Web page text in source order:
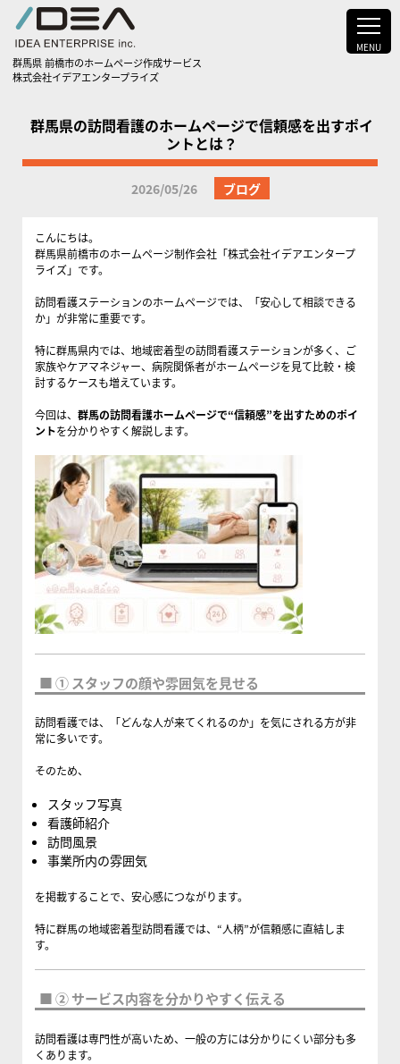
群馬県 前橋市のホームページ作成サービス
株式会社イデアエンタープライズ
群馬県の訪問看護のホームページで信頼感を出すポイ
ントとは？
2026/05/26 ブログ
こんにちは。
群馬県前橋市のホームページ制作会社「株式会社イデアエンタープ
ライズ」です。
訪問看護ステーションのホームページでは、「安心して相談できる
か」が非常に重要です。
特に群馬県内では、地域密着型の訪問看護ステーションが多く、ご
家族やケアマネジャー、病院関係者がホームページを見て比較・検
討するケースも増えています。
今回は、 群馬の訪問看護ホームページで“信頼感”を出すためのポイ
ントを分かりやすく解説します。
■ ① スタッフの顔や雰囲気を見せる
訪問看護では、「どんな人が来てくれるのか」を気にされる方が非
常に多いです。
そのため、
スタッフ写真
看護師紹介
訪問風景
事業所内の雰囲気
を掲載することで、安心感につながります。
特に群馬の地域密着型訪問看護では、“人柄”が信頼感に直結しま
す。
■ ② サービス内容を分かりやすく伝える
訪問看護は専門性が高いため、一般の方には分かりにくい部分も多
くあります。
MENU